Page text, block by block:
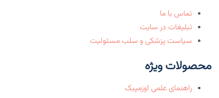
تماس با ما
تبلیغات در سایت
سیاست پزشکی و سلب مسئولیت
محصولات ویژه
راهنمای علمی اوزمپیک